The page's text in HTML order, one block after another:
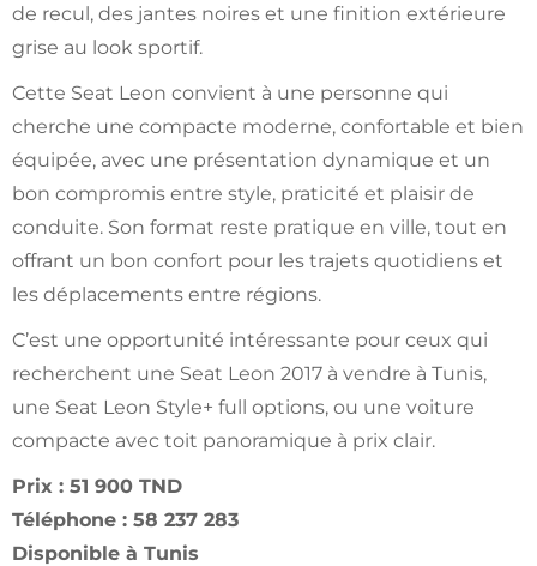
de recul, des jantes noires et une finition extérieure
grise au look sportif.
Cette Seat Leon convient à une personne qui
cherche une compacte moderne, confortable et bien
équipée, avec une présentation dynamique et un
bon compromis entre style, praticité et plaisir de
conduite. Son format reste pratique en ville, tout en
offrant un bon confort pour les trajets quotidiens et
les déplacements entre régions.
C’est une opportunité intéressante pour ceux qui
recherchent une Seat Leon 2017 à vendre à Tunis,
une Seat Leon Style+ full options, ou une voiture
compacte avec toit panoramique à prix clair.
Prix : 51 900 TND
Téléphone : 58 237 283
Disponible à Tunis